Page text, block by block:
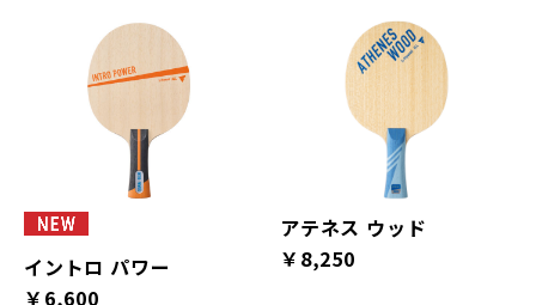
イントロ パワー
￥6,600
アテネス ウッド
￥8,250